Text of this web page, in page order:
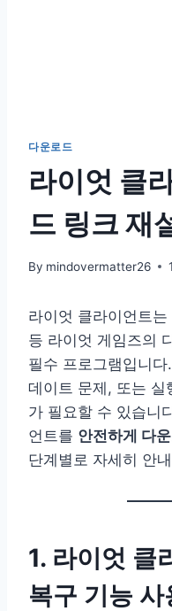
다운로드
라이엇 클
드 링크 재
By mindovermatter26
라이엇 클라이언트
등 라이엇 게임즈의
필수 프로그램입니
데이트 문제, 또는 실
가 필요할 수 있습니
언트를 안전하게 다
단계별로 자세히 안
1. 라이엇 클
복구 기능